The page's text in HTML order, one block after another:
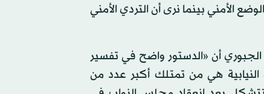
الأمني بينما نرى أن التردي الأمني
الجبوري أن «الدستور واضح في تفسير
النيابية هي من تمتلك أكبر عدد من